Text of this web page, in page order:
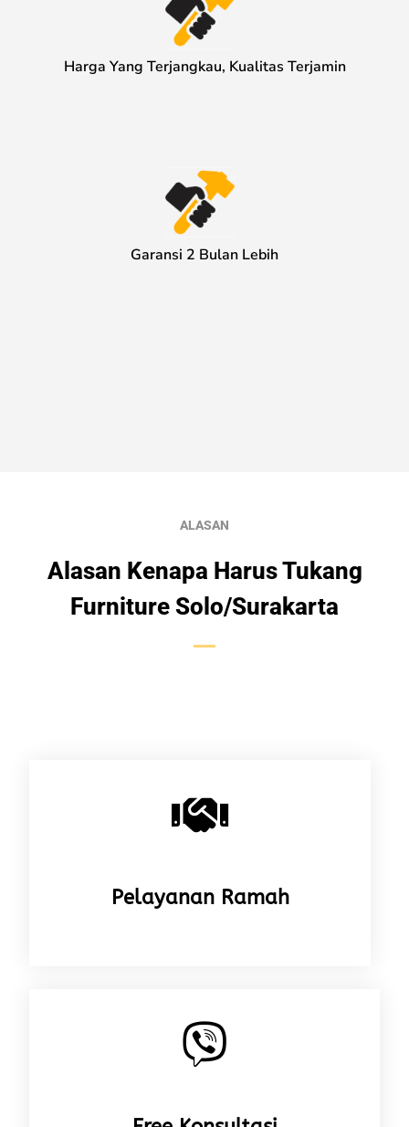
Harga Yang Terjangkau, Kualitas Terjamin
Garansi 2 Bulan Lebih
ALASAN
Alasan Kenapa Harus Tukang
Furniture Solo/Surakarta
Pelayanan Ramah